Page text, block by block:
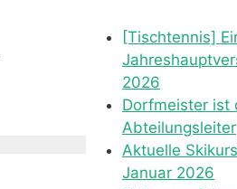
[Tischtennis]
2026
Dorfmeister ist
Abteilungsleiter
Aktuelle
Januar 2026